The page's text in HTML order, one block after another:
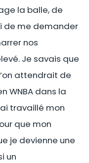
la balle, de
de me demander
nos
Je savais que
attendrait de
WNBA dans la
travaillé mon
que mon
je devienne une
un